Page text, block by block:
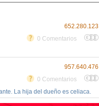
652.280.123
0 Comentarios
957.640.476
0 Comentarios
La hija del dueño es celiaca.